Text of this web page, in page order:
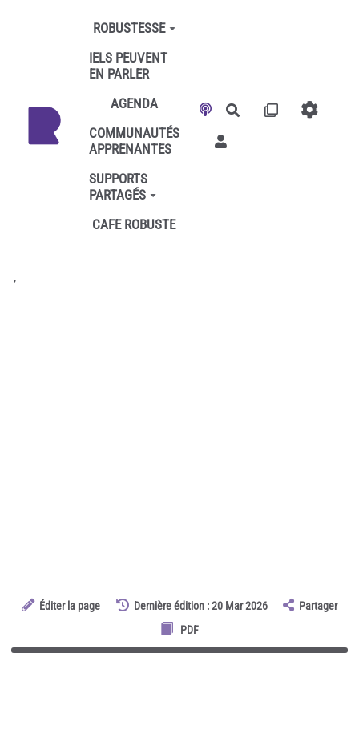
Aller au contenu principal
ROBUSTESSE
IELS PEUVENT
EN PARLER
AGENDA
COMMUNAUTÉS
APPRENANTES
SUPPORTS
PARTAGÉS
CAFE ROBUSTE
Rechercher
,
Éditer la page Dernière édition : 20 Mar 2026
Partager
PDF